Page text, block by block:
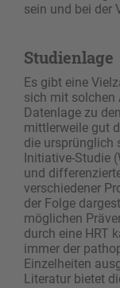
sein und bei der
Studienlage
Es gibt eine
sich mit solchen
Datenlage zu
mittlerweile gut
die ursprünglich
Initiative-Studie
und
verschiedener
der Folge
möglichen
durch eine HRT
immer der
Einzelheiten
Literatur bietet